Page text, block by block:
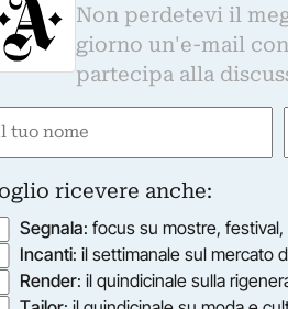
Non perdetevi il
giorno un'e-mail
partecipa alla
ricevere anche:
Segnala: focus su mostre,
Incanti: il settimanale sul mercato
Render: il quindicinale sulla